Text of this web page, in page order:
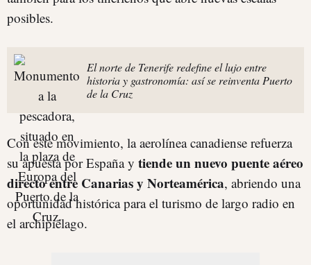
posibles.
El norte de Tenerife redefine el lujo entre
historia y gastronomía: así se reinventa Puerto
de la Cruz
Con este movimiento, la aerolínea canadiense refuerza
su apuesta por España y tiende un nuevo puente aéreo
directo entre Canarias y Norteamérica, abriendo una
oportunidad histórica para el turismo de largo radio en
el archipiélago.